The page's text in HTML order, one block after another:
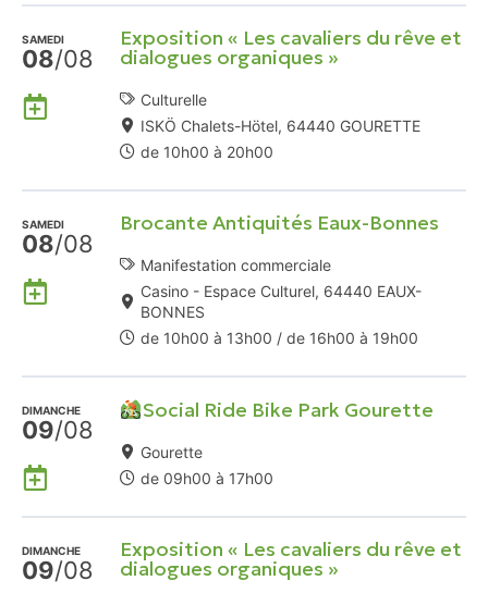
mon
Agenda
Google
SAMEDI
08/08
Exposition « Les cavaliers du rêve et
dialogues organiques »
Culturelle
ISKÖ Chalets-Hötel, 64440 GOURETTE
de 10h00 à 20h00
Ajouter
Agenda
Google
SAMEDI
08/08
Brocante Antiquités Eaux-Bonnes
Manifestation commerciale
Casino - Espace Culturel, 64440 EAUX-
BONNES
de 10h00 à 13h00 / de 16h00 à 19h00
Ajouter
Agenda
Google
DIMANCHE
09/08
Social Ride Bike Park Gourette
Gourette
de 09h00 à 17h00
Ajouter
mon
Agenda
Google
DIMANCHE
09/08
Exposition « Les cavaliers du rêve et
dialogues organiques »